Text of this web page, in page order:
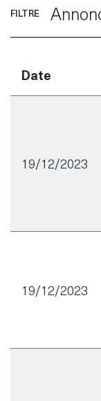
FILTRE
Date
19/12/2023
19/12/2023